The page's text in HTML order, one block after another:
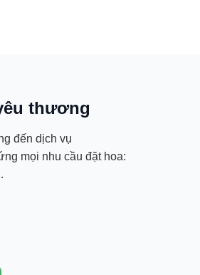
thương
đến dịch vụ
mọi nhu cầu đặt hoa: